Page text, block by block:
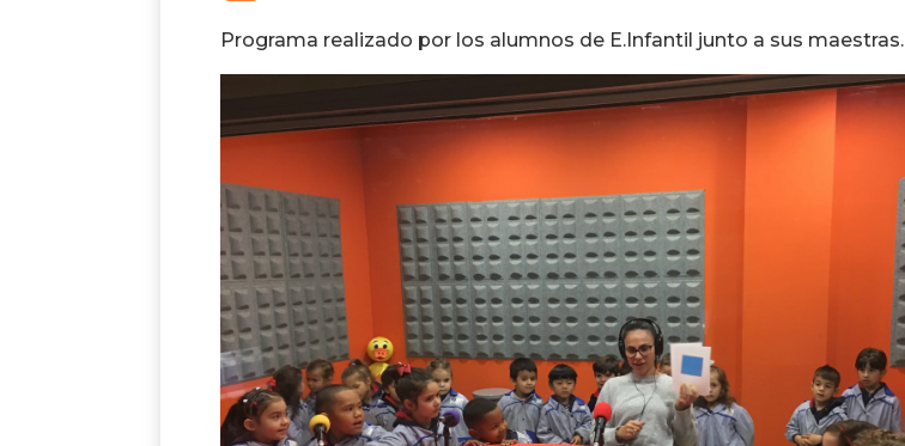
Programa realizado por los alumnos de E.Infantil junto a sus maestras.